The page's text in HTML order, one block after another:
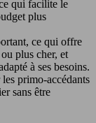
qui facilite le
plus
ce qui offre
plus cher, et
à ses besoins.
primo-accédants
sans être